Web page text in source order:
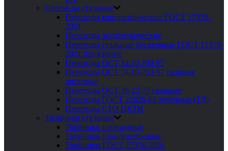
Переходы стальные
Переходы концентрические ГОСТ 17378-
2001
Переходы эксцентрические
Переходы стальные бесшовные ГОСТ 17378-
2001 приварные
Переходы ОСТ 34.10.700-97
Переходы ОСТ 34.10-753-97 сварные
листовые
Переходы ОСТ 36-22-77 сварные
Переходы ГОСТ 22826-83 точечные (ТД)
Переходы СТО ЦКТИ
Тройники стальные
Тройники переходные
Тройники равнопроходные
Тройники ГОСТ 17376-2001